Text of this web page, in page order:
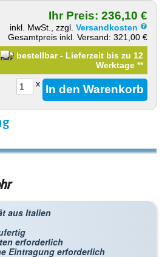
Ihr Preis: 236,10 €
inkl. MwSt., zzgl.Versandkosten
Gesamtpreis inkl. Versand: 321,00 €
bestellbar - Lieferzeit bis zu 12
Werktage**
x
aus Italien
erforderlich
Eintragung erforderlich